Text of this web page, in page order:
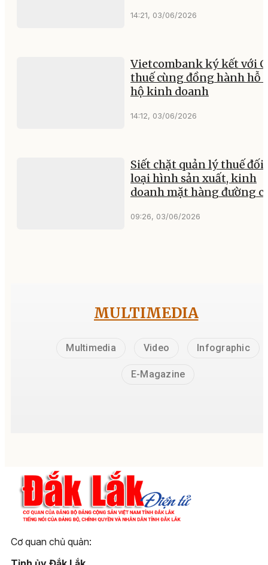
14:21, 03/06/2026
Vietcombank ký kết với
thuế cùng đồng hành hỗ
hộ kinh doanh
14:12, 03/06/2026
Siết chặt quản lý thuế đối
loại hình sản xuất, kinh
doanh mặt hàng đường
09:26, 03/06/2026
MULTIMEDIA
Multimedia Video Infographic
E-Magazine
Cơ quan chủ quản: